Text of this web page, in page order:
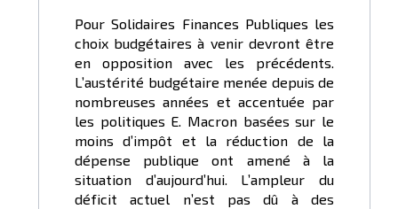
Pour Solidaires Finances Publiques les
choix budgétaires à venir devront être
en opposition avec les précédents.
L’austérité budgétaire menée depuis de
nombreuses années et accentuée par
les politiques E. Macron basées sur le
moins d’impôt et la réduction de la
dépense publique ont amené à la
situation d’aujourd’hui. L’ampleur du
déficit actuel n’est pas dû à des